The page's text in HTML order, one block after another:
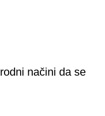
načini da se